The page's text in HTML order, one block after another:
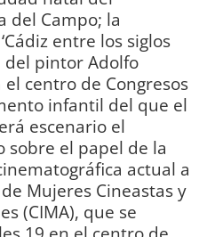
del Campo; la
entre los siglos
del pintor Adolfo
el centro de Congresos
infantil del que el
escenario el
sobre el papel de la
actual a
Mujeres Cineastas y
(CIMA), que se